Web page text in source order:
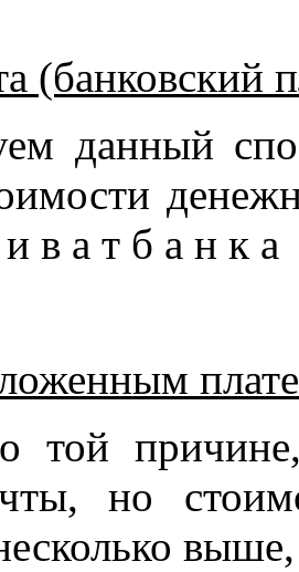
(банковский
данный
в а т б а н к
той
но